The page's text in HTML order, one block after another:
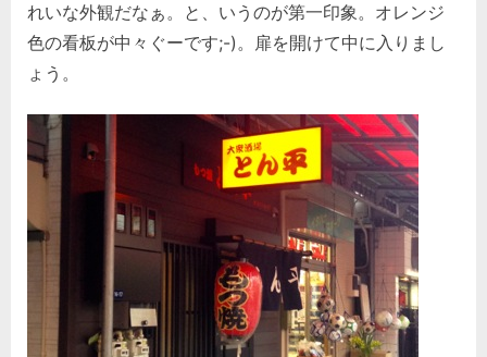
れいな外観だなぁ。と、いうのが第一印象。オレンジ
色の看板が中々ぐーです;-)。扉を開けて中に入りまし
ょう。